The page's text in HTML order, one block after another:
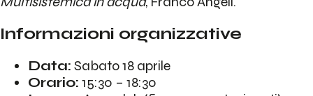
Informazioni organizzative
Data: Sabato 18 aprile
Orario: 15:30 – 18:30